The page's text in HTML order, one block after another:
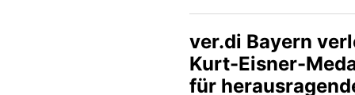
erhält für ihre
Mineralwassermarke
„Elisabethen Quelle“
ver.di Bayern
Kurt-Eisner-
für